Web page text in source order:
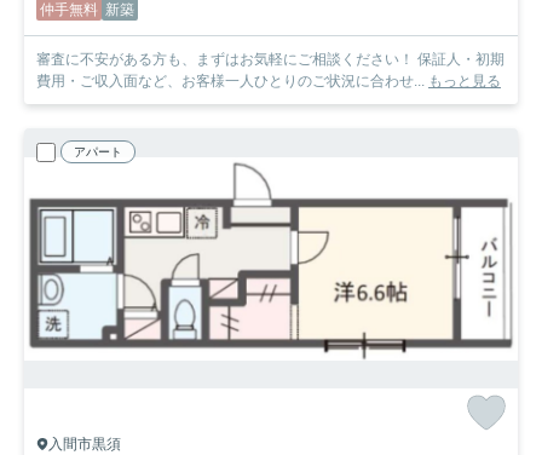
仲手無料 新築
審査に不安がある方も、まずはお気軽にご相談ください！ 保証人・初期
費用・ご収入面など、お客様一人ひとりのご状況に合わせ... もっと見る
アパート
入間市黒須